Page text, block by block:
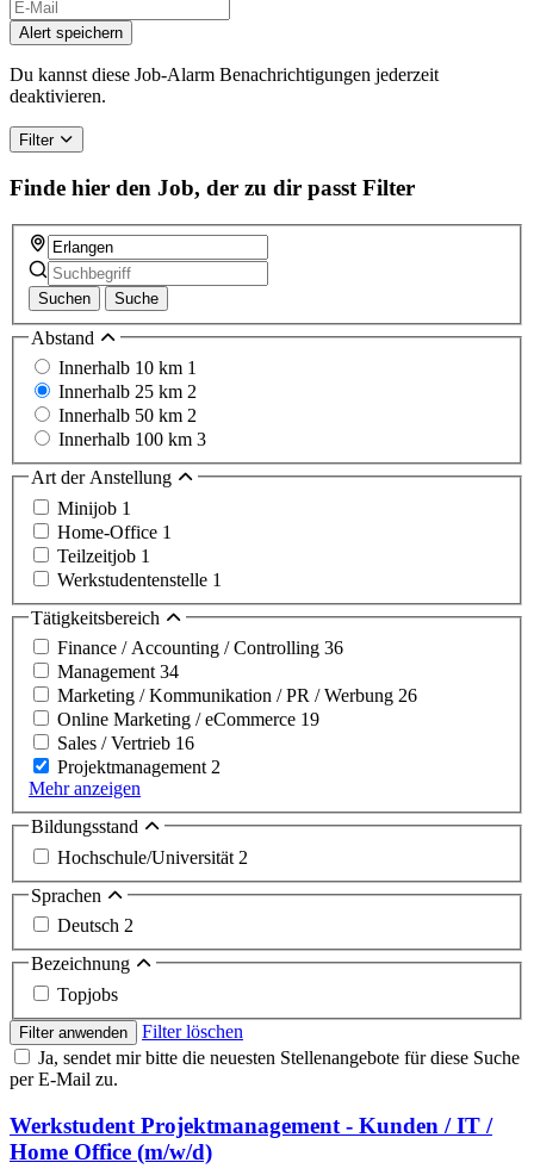
Alert speichern
Du kannst diese Job-Alarm Benachrichtigungen jederzeit
deaktivieren.
Filter
Finde hier den Job, der zu dir passt Filter
Suchen Suche
Abstand
Innerhalb 10 km 1
Innerhalb 25 km 2
Innerhalb 50 km 2
Innerhalb 100 km 3
Art der Anstellung
Minijob 1
Home-Office 1
Teilzeitjob 1
Werkstudentenstelle 1
Tätigkeitsbereich
Finance / Accounting / Controlling 36
Management 34
Marketing / Kommunikation / PR / Werbung 26
Online Marketing / eCommerce 19
Sales / Vertrieb 16
Projektmanagement 2
Mehr anzeigen
Bildungsstand
Hochschule/Universität 2
Sprachen
Deutsch 2
Bezeichnung
Topjobs
Filter anwenden
Filter löschen
Ja, sendet mir bitte die neuesten Stellenangebote für diese Suche
per E-Mail zu.
Werkstudent Projektmanagement - Kunden / IT /
Home Office (m/w/d)